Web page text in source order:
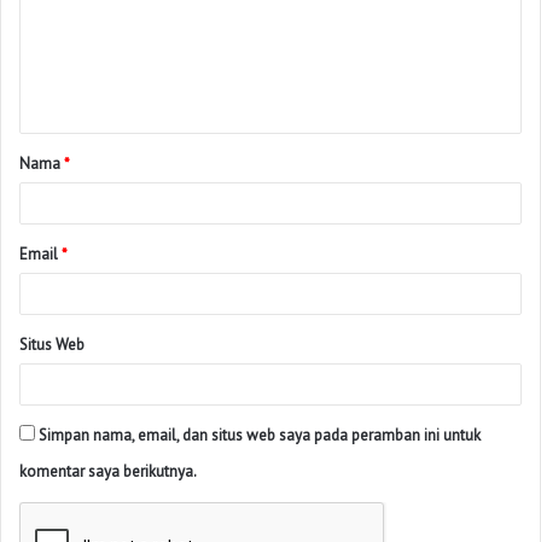
Nama*
Email*
Situs Web
Simpan nama, email, dan situs web saya pada peramban ini untuk
komentar saya berikutnya.